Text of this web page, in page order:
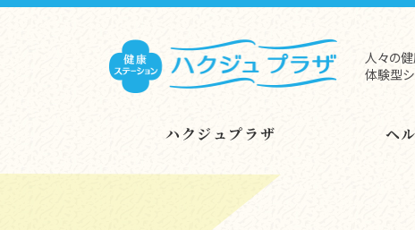
人々の
体験型
ハクジュプラザ ヘ